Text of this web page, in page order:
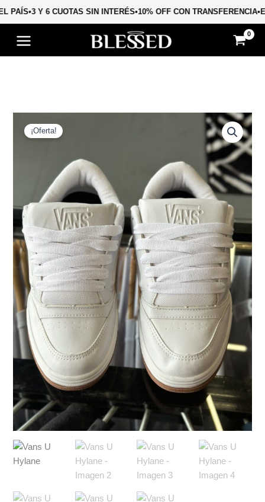
EL PAÍS•3 Y 6 CUOTAS SIN INTERÉS•10% OFF CON TRANSFERENCIA•
Ir
contenido
¡Oferta!
era:
$ 120.000,00.
es:
$ 89.840,00.